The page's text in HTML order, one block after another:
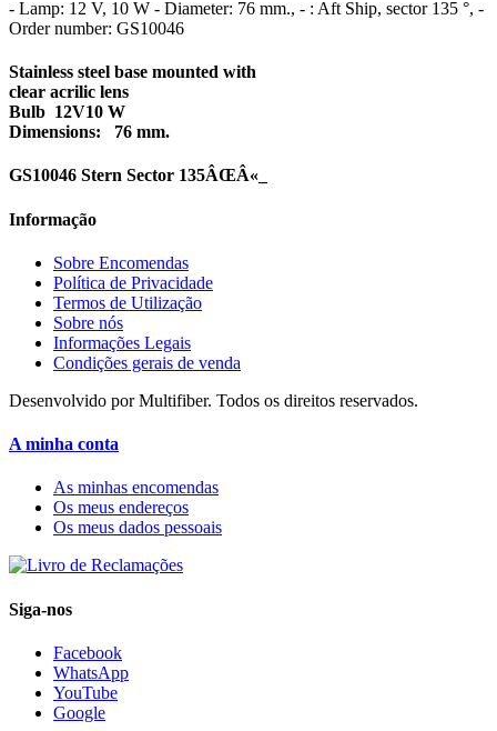
- Lamp: 12 V, 10 W - Diameter: 76 mm., - : Aft Ship, sector 135 °, -
Order number: GS10046
Stainless steel base mounted with
clear acrilic lens
Bulb 12V10 W
Dimensions: 76 mm.
GS10046 Stern Sector 135ÂŒÂ«_
Informação
Sobre Encomendas
Política de Privacidade
Termos de Utilização
Sobre nós
Informações Legais
Condições gerais de venda
Desenvolvido por Multifiber. Todos os direitos reservados.
A minha conta
As minhas encomendas
Os meus endereços
Os meus dados pessoais
Siga-nos
Facebook
WhatsApp
YouTube
Google